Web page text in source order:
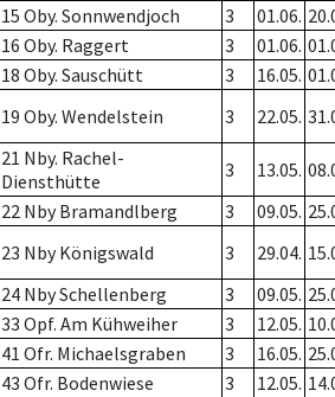
15 Oby. Sonnwendjoch 3 01.06.
16 Oby. Raggert 3 01.06.
18 Oby. Sauschütt 3 16.05.
19 Oby. Wendelstein 3 22.05.
21 Nby. Rachel-
Diensthütte
3 13.05.
22 Nby Bramandlberg 3 09.05.
23 Nby Königswald 3 29.04.
24 Nby Schellenberg 3 09.05.
33 Opf. Am Kühweiher 3 12.05.
41 Ofr. Michaelsgraben 3 16.05.
43 Ofr. Bodenwiese 3 12.05.